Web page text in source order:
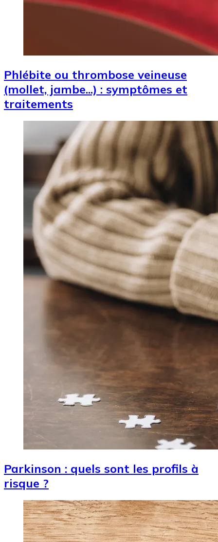
Phlébite ou thrombose veineuse
(mollet, jambe...) : symptômes et
traitements
Parkinson : quels sont les profils à
risque ?
Image